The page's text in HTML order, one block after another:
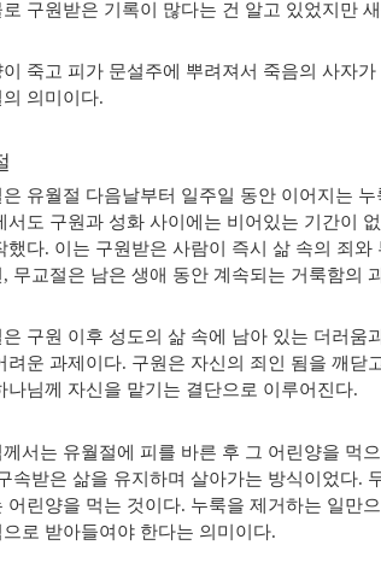
구원받은 기록이 많다는 건 알고 있었지만
이 죽고 피가 문설주에 뿌려져서 죽음의 사자
의 의미이다.
은 유월절 다음날부터 일주일 동안 이어지는
서도 구원과 성화 사이에는 비어있는 기간이
했다. 이는 구원받은 사람이 즉시 삶 속의 죄
, 무교절은 남은 생애 동안 계속되는 거룩함의
은 구원 이후 성도의 삶 속에 남아 있는 더러움
려운 과제이다. 구원은 자신의 죄인 됨을 깨닫
나님께 자신을 맡기는 결단으로 이루어진다.
서는 유월절에 피를 바른 후 그 어린양을 먹
속받은 삶을 유지하며 살아가는 방식이었다.
어린양을 먹는 것이다. 누룩을 제거하는 일만
으로 받아들여야 한다는 의미이다.